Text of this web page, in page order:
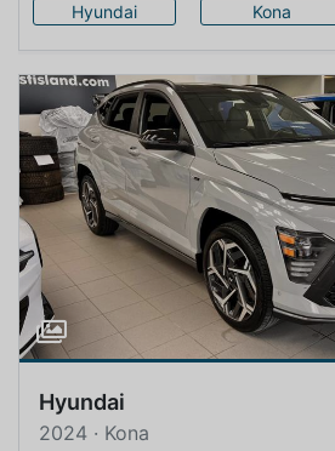
Hyundai Kona
Hyundai
2024 · Kona